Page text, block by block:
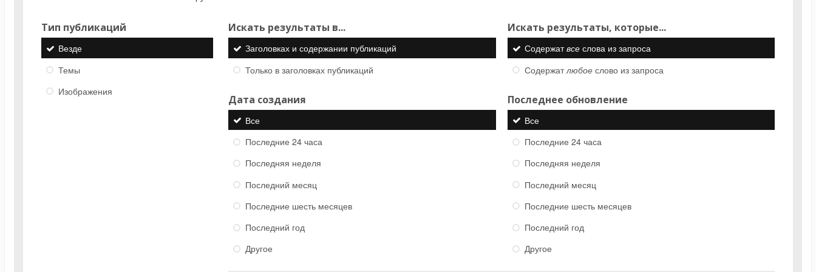
Тип публикаций
Везде
Темы
Изображения
Искать результаты в...
Заголовках и содержании публикаций
Только в заголовках публикаций
Искать результаты, которые...
Содержатвсеслова из запроса
Содержатлюбоеслово из запроса
Дата создания
Все
Последние 24 часа
Последняя неделя
Последний месяц
Последние шесть месяцев
Последний год
Другое
Последнее обновление
Все
Последние 24 часа
Последняя неделя
Последний месяц
Последние шесть месяцев
Последний год
Другое